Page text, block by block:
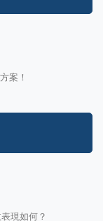
案！
現如何？